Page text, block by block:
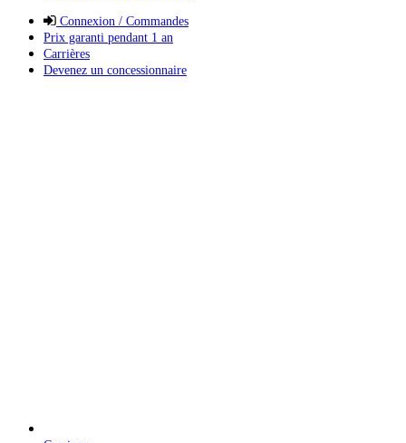
Connexion / Commandes
Prix garanti pendant 1 an
Carrières
Devenez un concessionnaire